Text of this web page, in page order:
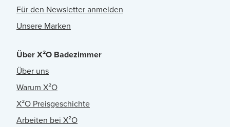
Für den Newsletter anmelden
Unsere Marken
Über X²O Badezimmer
Über uns
Warum X²O
X²O Preisgeschichte
Arbeiten bei X²O